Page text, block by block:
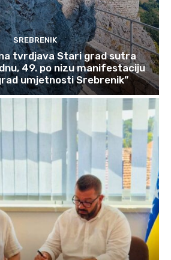
SREBRENIK
tvrdjava Stari grad sutra
49. po nizu manifestaciju
umjetnosti Srebrenik”